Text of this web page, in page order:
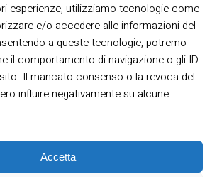
esperienze, utilizziamo tecnologie come
e/o accedere alle informazioni del
a queste tecnologie, potremo
il comportamento di navigazione o gli ID
Il mancato consenso o la revoca del
influire negativamente su alcune
Accetta